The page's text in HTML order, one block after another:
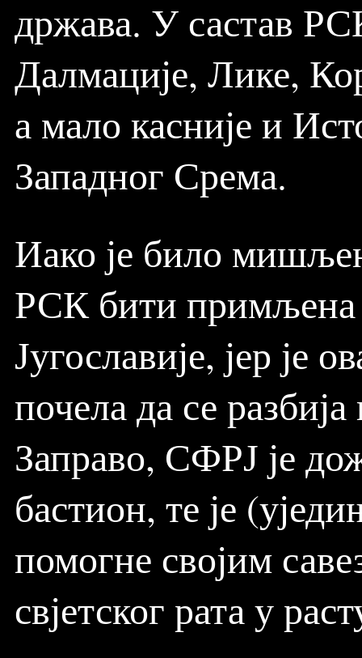
држава. У састав
Далмације, Лике,
а мало касније и
Западног Срема.
Иако је било
РСК бити примљена
Југославије, јер је
почела да се
Заправо, СФРЈ је
бастион, те је
помогне својим
свјетског рата у